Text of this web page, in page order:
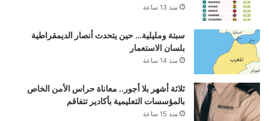
منذ 13 ساعة
سبتة ومليلية… حين يتحدث أنصار الديمقراطية
بلسان الاستعمار
منذ 14 ساعة
ثلاثة أشهر بلا أجور.. معاناة حراس الأمن الخاص
بالمؤسسات التعليمية بأكادير تتفاقم
منذ 15 ساعة